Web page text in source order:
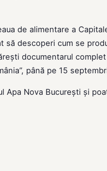
de alimentare a
descoperi cum se
documentarul
până pe 15
Apa Nova Bucureşti și